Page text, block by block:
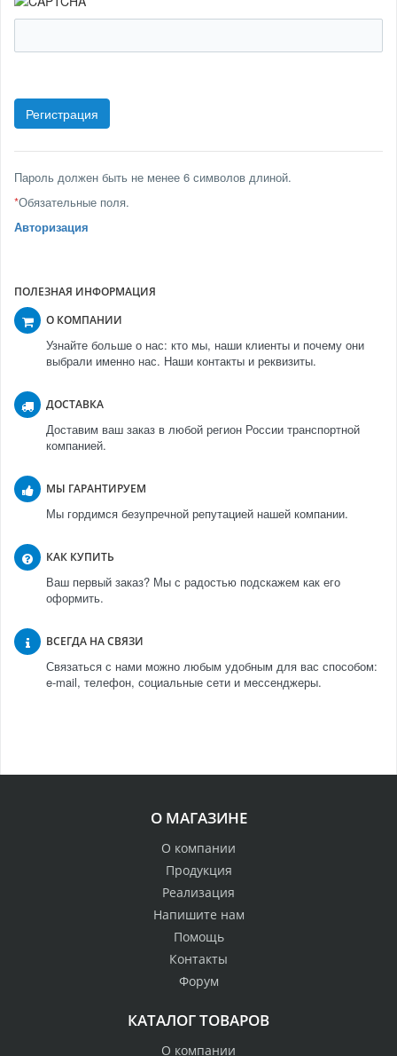
Пароль должен быть не менее 6 символов длиной.
*Обязательные поля.
Авторизация
ПОЛЕЗНАЯ ИНФОРМАЦИЯ
О КОМПАНИИ
Узнайте больше о нас: кто мы, наши клиенты и почему они
выбрали именно нас. Наши контакты и реквизиты.
ДОСТАВКА
Доставим ваш заказ в любой регион России транспортной
компанией.
МЫ ГАРАНТИРУЕМ
Мы гордимся безупречной репутацией нашей компании.
КАК КУПИТЬ
Ваш первый заказ? Мы с радостью подскажем как его
оформить.
ВСЕГДА НА СВЯЗИ
Связаться с нами можно любым удобным для вас способом:
e-mail, телефон, социальные сети и мессенджеры.
О МАГАЗИНЕ
О компании
Продукция
Реализация
Напишите нам
Помощь
Контакты
Форум
КАТАЛОГ ТОВАРОВ
О компании